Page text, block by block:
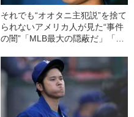
それでも“オオタニ主犯説”を捨て
られないアメリカ人が見た“事件
の闇”「MLB最大の隠蔽だ」「カ